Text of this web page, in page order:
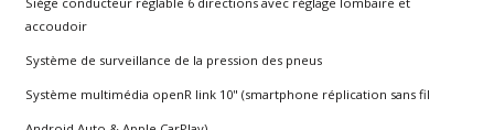
accoudoir
Système de surveillance de la pression des pneus
Système multimédia openR link 10" (smartphone réplication sans fil